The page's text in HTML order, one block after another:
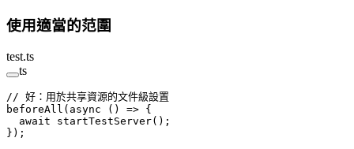
使用適當的范圍
test.ts
ts
// 好：用於共享資源的文件級設置
beforeAll ( async () => {
  await
startTestServer();
});